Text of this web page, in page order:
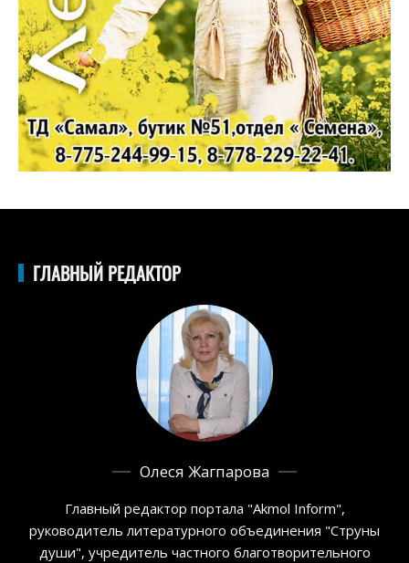
ГЛАВНЫЙ РЕДАКТОР
Олеся Жагпарова
Главный редактор портала "Akmol Inform",
руководитель литературного объединения "Струны
души", учредитель частного благотворительного